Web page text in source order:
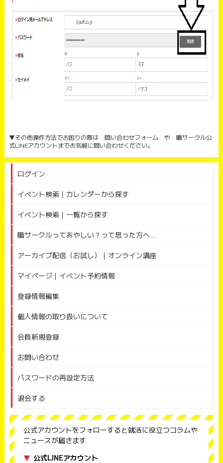
▼その他操作方法でお困りの際は 問い合わせフォーム や 職サークル公
式LINEアカウントまでお気軽に問い合わせください。
ログイン
イベント検索｜カレンダーから探す
イベント検索｜一覧から探す
職サークルってあやしい？って思った方へ...
アーカイブ配信（お試し）｜オンライン講座
マイページ｜イベント予約情報
登録情報編集
個人情報の取り扱いについて
会員新規登録
お問い合わせ
パスワードの再設定方法
退会する
公式アカウントをフォローすると就活に役立つコラムや
ニュースが届きます
▼ 公式LINEアカウント